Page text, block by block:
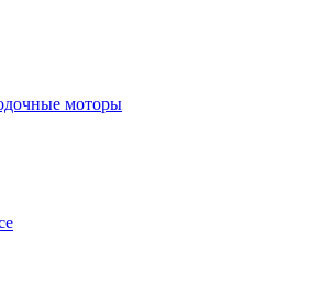
моторы